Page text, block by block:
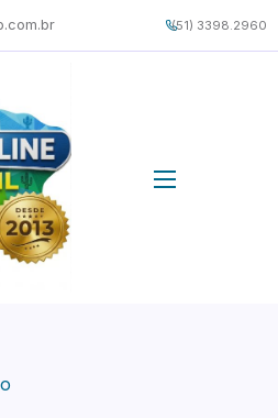
(51) 3398.2960